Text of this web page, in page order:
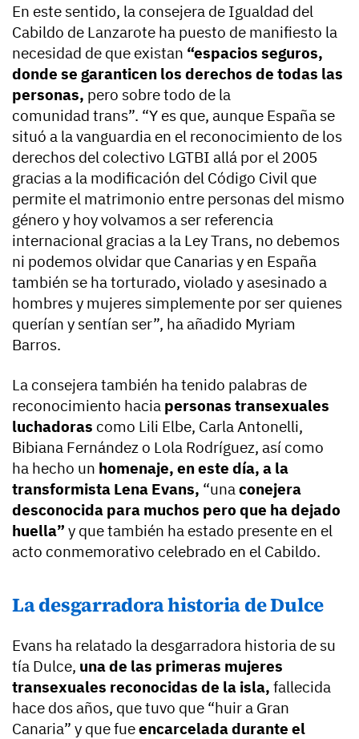
En este sentido, la consejera de Igualdad del
Cabildo de Lanzarote ha puesto de manifiesto la
necesidad de que existan “espacios seguros,
donde se garanticen los derechos de todas las
personas, pero sobre todo de la
comunidad trans”. “Y es que, aunque España se
situó a la vanguardia en el reconocimiento de los
derechos del colectivo LGTBI allá por el 2005
gracias a la modificación del Código Civil que
permite el matrimonio entre personas del mismo
género y hoy volvamos a ser referencia
internacional gracias a la Ley Trans, no debemos
ni podemos olvidar que Canarias y en España
también se ha torturado, violado y asesinado a
hombres y mujeres simplemente por ser quienes
querían y sentían ser”, ha añadido Myriam
Barros.
La consejera también ha tenido palabras de
reconocimiento hacia personas transexuales
luchadoras como Lili Elbe, Carla Antonelli,
Bibiana Fernández o Lola Rodríguez, así como
ha hecho un homenaje, en este día, a la
transformista Lena Evans, “una conejera
desconocida para muchos pero que ha dejado
huella” y que también ha estado presente en el
acto conmemorativo celebrado en el Cabildo.
La desgarradora historia de Dulce
Evans ha relatado la desgarradora historia de su
tía Dulce, una de las primeras mujeres
transexuales reconocidas de la isla, fallecida
hace dos años, que tuvo que “huir a Gran
Canaria” y que fueencarcelada durante el